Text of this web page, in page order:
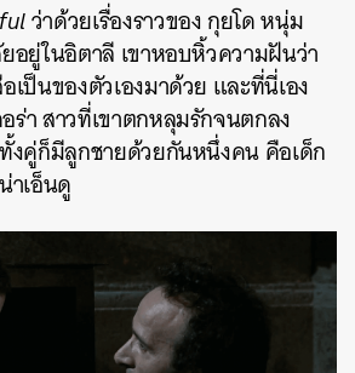
ว่าด้วยเรื่องราวของ กุยโด หนุ่ม
อยู่ในอิตาลี เขาหอบหิ้วความฝันว่า
เป็นของตัวเองมาด้วย และที่นี่เอง
ร่า สาวที่เขาตกหลุมรักจนตกลง
งคู่ก็มีลูกชายด้วยกันหนึ่งคน คือเด็ก
าเอ็นดู